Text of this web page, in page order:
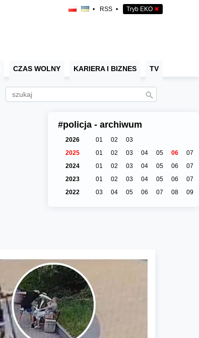
• RSS • Tryb EKO ✖
CZAS WOLNY KARIERA I BIZNES TV
#policja - archiwum
2026 01 02
03
2025
01 02 03 04 05 06
07
2024
01 02 03 04 05 06
07
2023
01 02 03 04 05 06
07
2022
03 04 05 06 07 08 09